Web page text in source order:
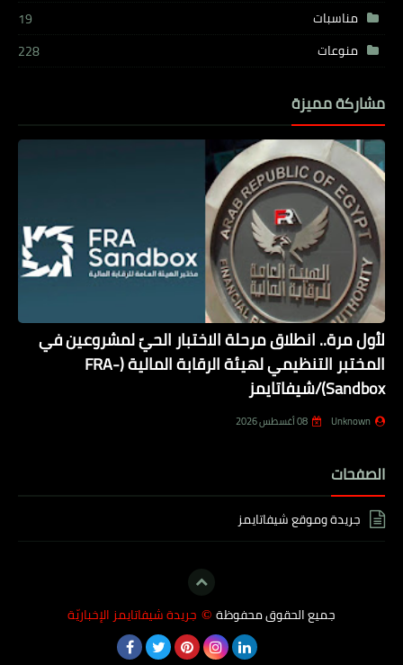
مناسبات
19
منوعات
228
مشاركة مميزة
لأول مرة.. انطلاق مرحلة الاختبار الحيّ لمشروعين في
المختبر التنظيمي لهيئة الرقابة المالية (FRA-
Sandbox)/شيفاتايمز
Unknown 08 أغسطس 2026
الصفحات
جريدة وموقع شيفاتايمز
جميع الحقوق محفوظة © جريدة شيفاتايمز الإخباريّة